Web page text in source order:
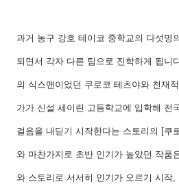
과거 농구 강호 테이코 중학교의 다섯명
되면서 각자 다른 팀으로 진학하게 됩니
의 식스맨이었던 쿠로코 테츠야와 천재
가가 신설 세이린 고등학교에 입학해 전
걸음을 내딛기 시작한다는 스토리의 [쿠
와 마찬가지로 초반 인기가 높았던 작품
와 스토리로 서서히 인기가 오르기 시작